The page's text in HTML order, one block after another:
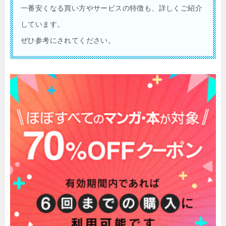
一番安くなる買い方やサービスの特徴も、詳しくご紹介
しています。
ぜひ参考にされてください。